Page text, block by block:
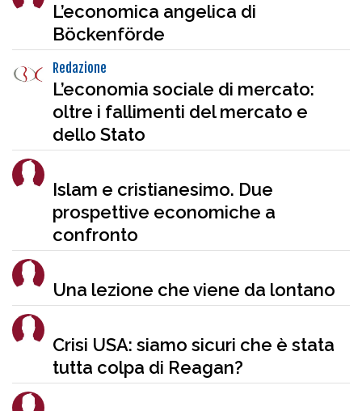
L’economica angelica di
Böckenförde
Redazione
L’economia sociale di mercato:
oltre i fallimenti del mercato e
dello Stato
Islam e cristianesimo. Due
prospettive economiche a
confronto
Una lezione che viene da lontano
Crisi USA: siamo sicuri che è stata
tutta colpa di Reagan?